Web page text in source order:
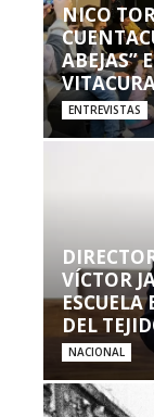
NICO
ABEJAS”
ENTREVISTAS
VÍCTOR
ESCUELA
DEL
NACIONAL